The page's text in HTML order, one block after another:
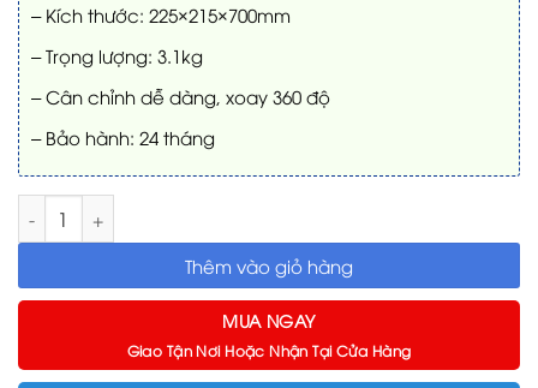
– Kích thước: 225×215×700mm
– Trọng lượng: 3.1kg
– Cân chỉnh dễ dàng, xoay 360 độ
– Bảo hành: 24 tháng
Giá treo máy chiếu Grandview GPCM-C600 số lượng
Thêm vào giỏ hàng
MUA NGAY
Giao Tận Nơi Hoặc Nhận Tại Cửa Hàng